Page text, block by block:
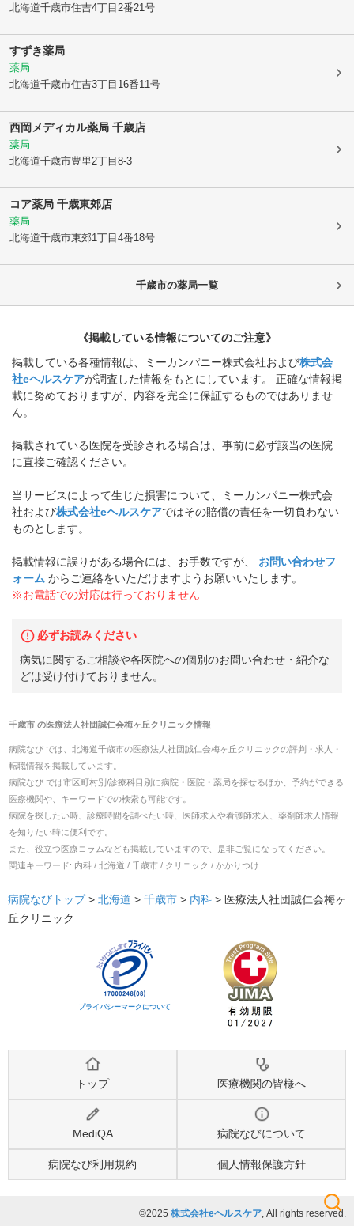
検索
北海道千歳市住吉4丁目2番21号
すずき薬局
薬局
北海道千歳市住吉3丁目16番11号
西岡メディカル薬局 千歳店
薬局
北海道千歳市豊里2丁目8-3
コア薬局 千歳東郊店
薬局
北海道千歳市東郊1丁目4番18号
千歳市の薬局一覧
《掲載している情報についてのご注意》
掲載している各種情報は、ミーカンパニー株式会社および株式会
社eヘルスケアが調査した情報をもとにしています。 正確な情報掲
載に努めておりますが、内容を完全に保証するものではありませ
ん。
掲載されている医院を受診される場合は、事前に必ず該当の医院
に直接ご確認ください。
当サービスによって生じた損害について、ミーカンパニー株式会
社および株式会社eヘルスケアではその賠償の責任を一切負わない
ものとします。
掲載情報に誤りがある場合には、お手数ですが、
お問い合わせフ
ォーム からご連絡をいただけますようお願いいたします。
※お電話での対応は行っておりません
必ずお読みください
病気に関するご相談や各医院への個別のお問い合わせ・紹介な
どは受け付けておりません。
千歳市の医療法人社団誠仁会梅ヶ丘クリニック情報
病院なび では、 北海道千歳市の医療法人社団誠仁会梅ヶ丘クリニックの評判・求人・
転職情報を掲載しています。
病院なび では市区町村別/診療科目別に病院・医院・薬局を探せるほか、予約ができる
医療機関や、キーワードでの検索も可能です。
病院を探したい時、診療時間を調べたい時、医師求人や看護師求人、薬剤師求人情報
を知りたい時に便利です。
また、役立つ医療コラムなども掲載していますので、是非ご覧になってください。
関連キーワード: 内科 / 北海道 / 千歳市 / クリニック / かかりつけ
病院なびトップ > 北海道 > 千歳市 > 内科 > 医療法人社団誠仁会梅ヶ
丘クリニック
プライバシーマークについて
トップ 医療機関の皆様へ
MediQA 病院なびについて
病院なび利用規約 個人情報保護方針
©2025 株式会社eヘルスケア, All rights reserved.